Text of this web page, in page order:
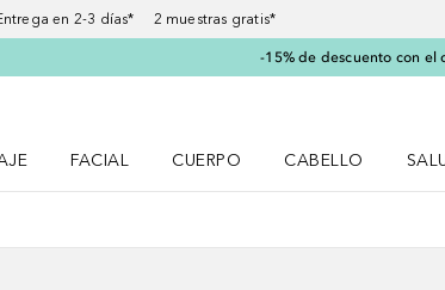
en 2-3 días* 2 muestras gratis*
-15% de descuento con el
FACIAL
CUERPO
CABELLO